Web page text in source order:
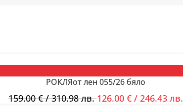
РОКЛЯот лен 055/26 бяло
159.00€/ 310.98 лв.126.00 €/ 246.43 лв.